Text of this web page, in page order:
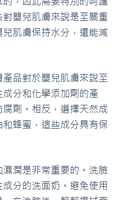
嬰兒肌膚來說是至關重
肌膚保持水分，還能減
品對於嬰兒肌膚來說至
分和化學添加劑的產
劑。相反，選擇天然成
蜂蜜，這些成分具有保
潤是非常重要的。洗臉
分的洗面奶。避免使用